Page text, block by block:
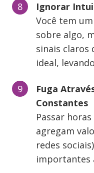
Ignorar
Você tem um
sobre algo,
sinais claros
ideal,
Fuga
Constantes
Passar
agregam
redes
importantes